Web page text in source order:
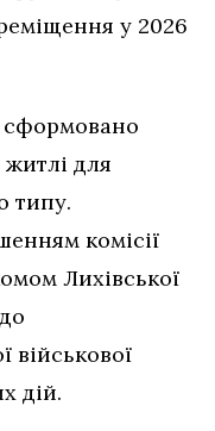
у 2026
сформовано
для
типу.
комісії
Лихівської
військової
дій.